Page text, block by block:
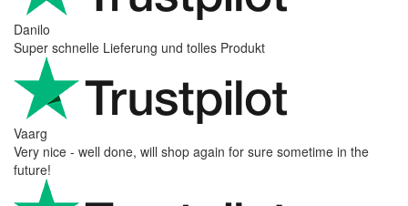
Danilo
Super schnelle Lieferung und tolles Produkt
Vaarg
Very nice - well done, will shop again for sure sometime in the
future!